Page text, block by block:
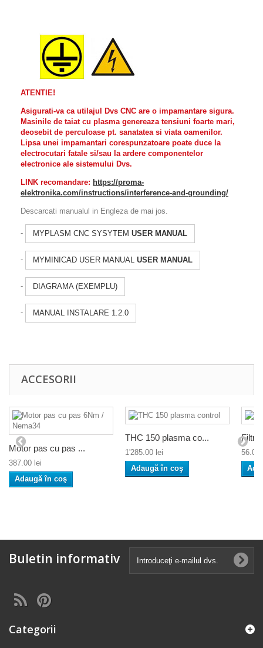
ATENTIE!
Asigurati-va ca utilajul Dvs CNC are o impamantare sigura.
Masinile de taiat cu plasma genereaza tensiuni foarte mari,
deosebit de perculoase pt. sanatatea si viata oamenilor.
Lipsa unei impamantari corespunzatoare poate duce la
electrocutari fatale si/sau la ardere componentelor
electronice ale sistemului Dvs.
LINK recomandare: https://proma-
elektronika.com/instructions/interference-and-grounding/
Descarcati manualul in Engleza de mai jos.
- MYPLASM CNC SYSYTEM USER MANUAL
- MYMINICAD USER MANUAL USER MANUAL
- DIAGRAMA (EXEMPLU)
- MANUAL INSTALARE 1.2.0
ACCESORII
Motor pas cu pas ...
387.00 lei
Adaugă în coş
THC 150 plasma co...
1'285.00 lei
Adaugă în coş
Filtru
56.00
Buletin informativ
Categorii